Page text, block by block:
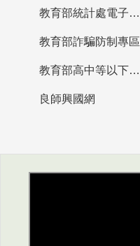
教育部統計處電子書櫃
教育部詐騙防制專區
教育部高中等以下學校及幼兒園教師資格檢定考試
良師興國網